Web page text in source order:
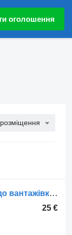
оголошення
Патрубок Volvo ИНТЕРКУЛЕРА D91 L148 СИНІЙ DIESEL TECHNIC 2.15600 до вантажівки Volvo FM9-FH12, FMX 09.01
25 €